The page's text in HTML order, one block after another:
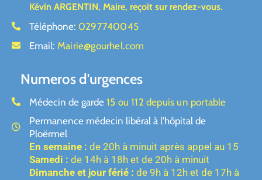
Kévin ARGENTIN, Maire, reçoit sur rendez-vous.
Téléphone: 0297740045
Email: Mairie@gourhel.com
Numeros d'urgences
Médecin de garde 15 ou 112 depuis un portable
Permanence médecin libéral à l'hôpital de
Ploërmel
En semaine : de 20h à minuit après appel au 15
Samedi : de 14h à 18h et de 20h à minuit
Dimanche et jour férié : de 9h à 12h et de 17h à